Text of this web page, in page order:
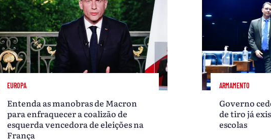
EUROPA
Entenda as manobras de Macron
para enfraquecer a coalizão de
esquerda vencedora de eleições na
França
ARMAMENTO
Governo
de tiro já
escolas